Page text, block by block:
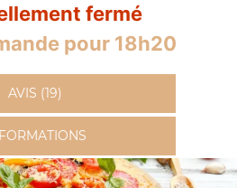
fermé
pour 18h20
AVIS (19)